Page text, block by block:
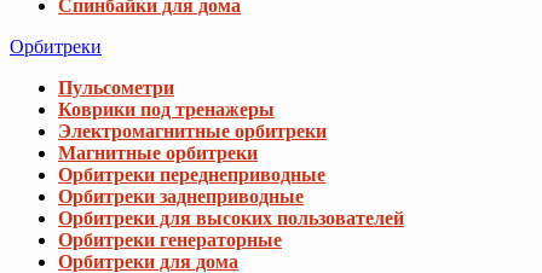
Спинбайки для дома
Орбитреки
Пульсометри
Коврики под тренажеры
Электромагнитные орбитреки
Магнитные орбитреки
Орбитреки переднеприводные
Орбитреки заднеприводные
Орбитреки для высоких пользователей
Орбитреки генераторные
Орбитреки для дома